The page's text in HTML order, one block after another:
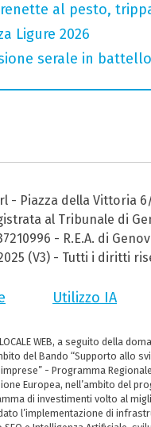
al pesto,
Ligure 2026
serale in battello
- Piazza della Vittoria
al Tribunale di
- R.E.A. di
(V3) - Tutti i diritti
Utilizzo IA
WEB, a seguito della
del Bando “Supporto allo
- Programma
Europea, nell’ambito del
di investimenti volto al
l’implementazione di